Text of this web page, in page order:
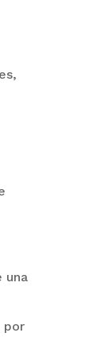
una
por